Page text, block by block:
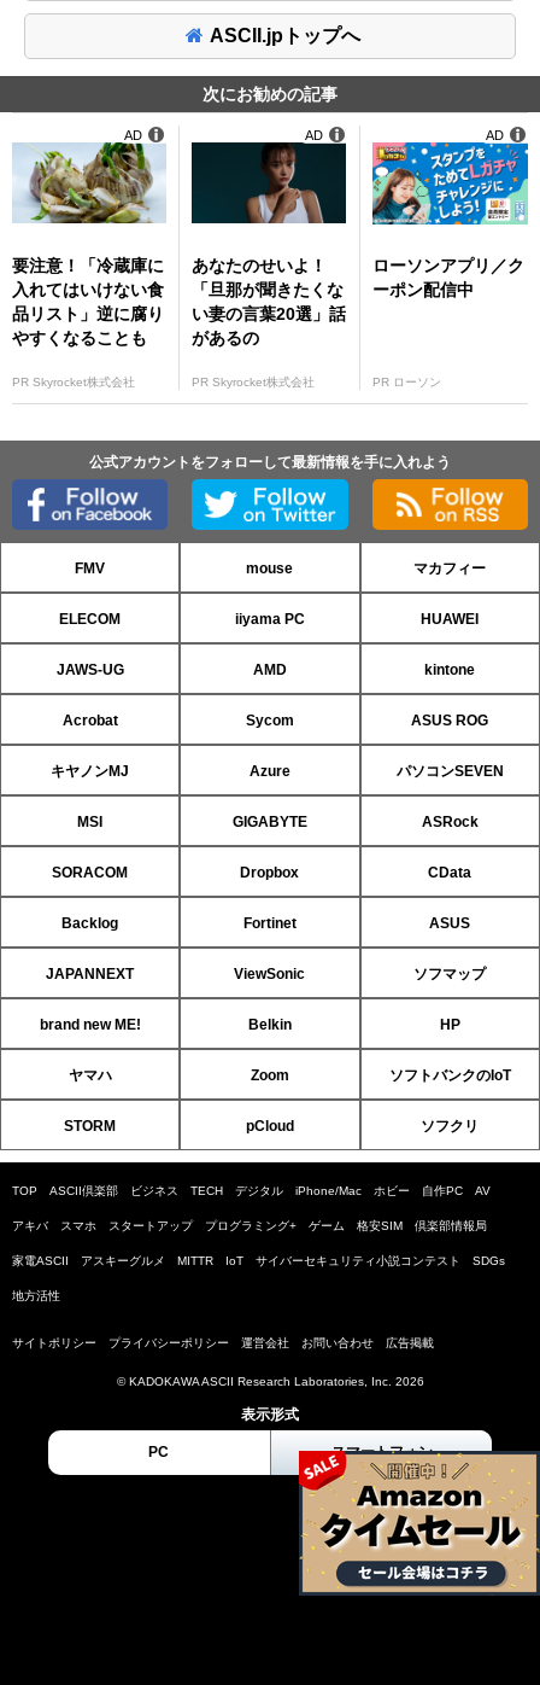
ASCII.jpトップへ
次にお勧めの記事
要注意！「冷蔵庫に
入れてはいけない食
品リスト」逆に腐り
やすくなることも
PR Skyrocket株式会社
AD
あなたのせいよ！
「旦那が聞きたくな
い妻の言葉20選」話
があるの
PR Skyrocket株式会社
AD
ローソンアプリ／ク
ーポン配信中
PR ローソン
AD
公式アカウントをフォローして最新情報を手に入れよう
FMV mouse マカフィー
ELECOM iiyama PC HUAWEI
JAWS-UG AMD kintone
Acrobat Sycom ASUS ROG
キヤノンMJ Azure パソコンSEVEN
MSI GIGABYTE ASRock
SORACOM Dropbox CData
Backlog Fortinet ASUS
JAPANNEXT ViewSonic ソフマップ
brand new ME! Belkin HP
ヤマハ Zoom ソフトバンクのIoT
STORM pCloud ソフクリ
TOP ASCII倶楽部 ビジネス TECH デジタル iPhone/Mac ホビー 自作PC AV
アキバ スマホ スタートアップ プログラミング+ ゲーム 格安SIM 倶楽部情報局
家電ASCII アスキーグルメ MITTR IoT サイバーセキュリティ小説コンテスト SDGs
地方活性
サイトポリシー プライバシーポリシー 運営会社 お問い合わせ 広告掲載
© KADOKAWA ASCII Research Laboratories, Inc. 2026
表示形式
PC スマートフォン